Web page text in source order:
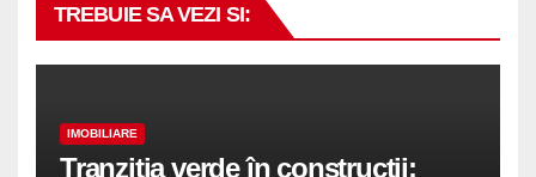
TREBUIE SA VEZI SI:
IMOBILIARE
Tranziția verde în construcții: